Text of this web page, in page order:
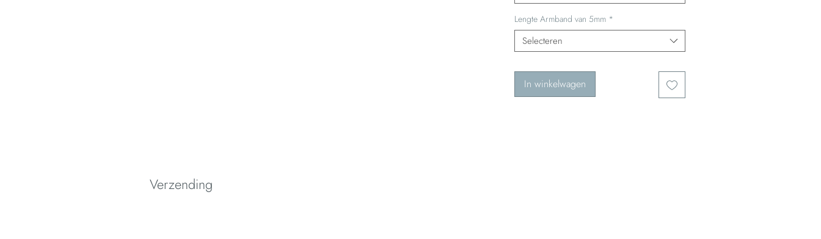
Lengte Armband van 5mm *
Selecteren
In winkelwagen
Verzending